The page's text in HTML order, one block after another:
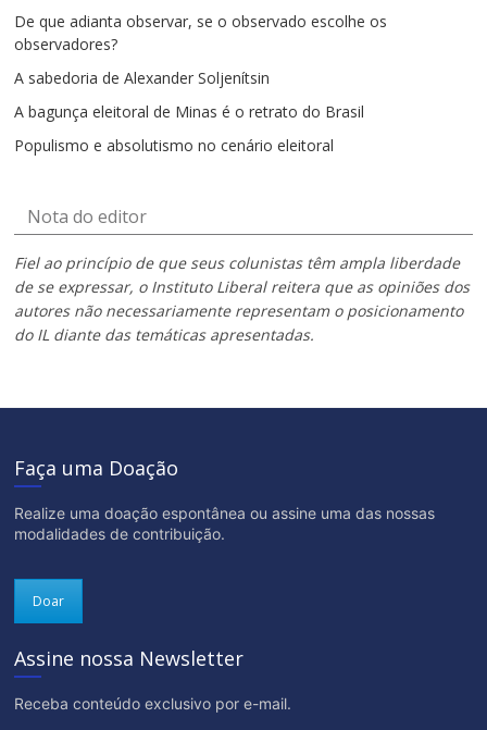
De que adianta observar, se o observado escolhe os
observadores?
A sabedoria de Alexander Soljenítsin
A bagunça eleitoral de Minas é o retrato do Brasil
Populismo e absolutismo no cenário eleitoral
Nota do editor
Fiel ao princípio de que seus colunistas têm ampla liberdade
de se expressar, o Instituto Liberal reitera que as opiniões dos
autores não necessariamente representam o posicionamento
do IL diante das temáticas apresentadas.
Faça uma Doação
Realize uma doação espontânea ou assine uma das nossas
modalidades de contribuição.
Doar
Assine nossa Newsletter
Receba conteúdo exclusivo por e-mail.